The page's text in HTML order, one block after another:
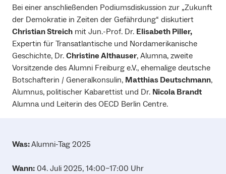
Bei einer anschließenden Podiumsdiskussion zur „Zukunft
der Demokratie in Zeiten der Gefährdung“ diskutiert
Christian Streich mit Jun.-Prof. Dr. Elisabeth Piller,
Expertin für Transatlantische und Nordamerikanische
Geschichte, Dr. Christine Althauser, Alumna, zweite
Vorsitzende des Alumni Freiburg e.V., ehemalige deutsche
Botschafterin / Generalkonsulin, Matthias Deutschmann,
Alumnus, politischer Kabarettist und Dr. Nicola Brandt
Alumna und Leiterin des OECD Berlin Centre.
Was:Alumni-Tag 2025
Wann: 04. Juli 2025, 14:00–17:00 Uhr